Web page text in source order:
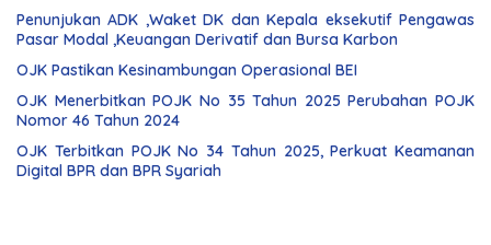
Penunjukan ADK ,Waket DK dan Kepala eksekutif Pengawas
Pasar Modal ,Keuangan Derivatif dan Bursa Karbon
OJK Pastikan Kesinambungan Operasional BEI
OJK Menerbitkan POJK No 35 Tahun 2025 Perubahan POJK
Nomor 46 Tahun 2024
OJK Terbitkan POJK No 34 Tahun 2025, Perkuat Keamanan
Digital BPR dan BPR Syariah